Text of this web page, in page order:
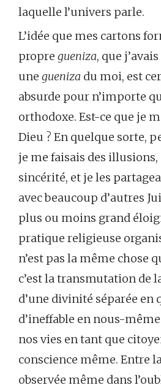
laquelle l’univers parle.
L’idée que mes cartons
propre gueniza, que
une gueniza du moi, est
absurde pour n’importe
orthodoxe. Est-ce que je
Dieu ? En quelque sorte,
je me faisais des illusions,
sincérité, et je les
avec beaucoup d’autres
plus ou moins grand
pratique religieuse
n’est pas la même chose
c’est la transmutation de
d’une divinité séparée en
d’ineffable en nous-
nos vies en tant que
conscience même. Entre
observée même dans